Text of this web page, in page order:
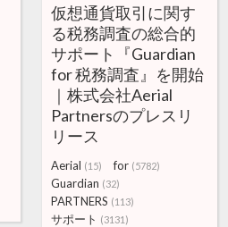
仮想通貨取引に関す
る税務調査の総合的
サポート『Guardian
for 税務調査』を開始
｜株式会社Aerial
Partnersのプレスリ
リース
Aerial (15) for (5782)
Guardian (32)
PARTNERS (113)
サポート (3131)